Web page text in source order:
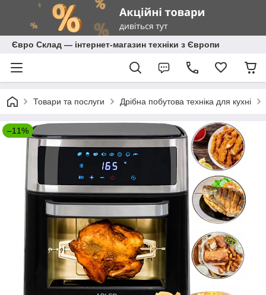
Євро Склад — інтернет-магазин техніки з Європи
Товари та послуги Дрібна побутова техніка для кухні
–11%